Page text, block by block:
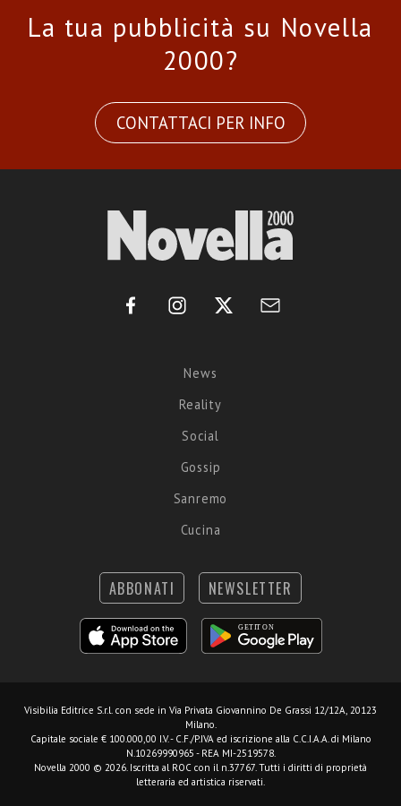
La tua pubblicità su Novella
2000?
CONTATTACI PER INFO
News
Reality
Social
Gossip
Sanremo
Cucina
ABBONATI NEWSLETTER
Visibilia Editrice S.r.l. con sede in Via Privata Giovannino De Grassi 12/12A, 20123
Milano.
Capitale sociale € 100.000,00 I.V. - C.F./P.IVA ed iscrizione alla C.C.I.A.A. di Milano
N.10269990965 - REA MI-2519578.
Novella 2000 © 2026. Iscritta al ROC con il n.37767. Tutti i diritti di proprietà
letteraria ed artistica riservati.